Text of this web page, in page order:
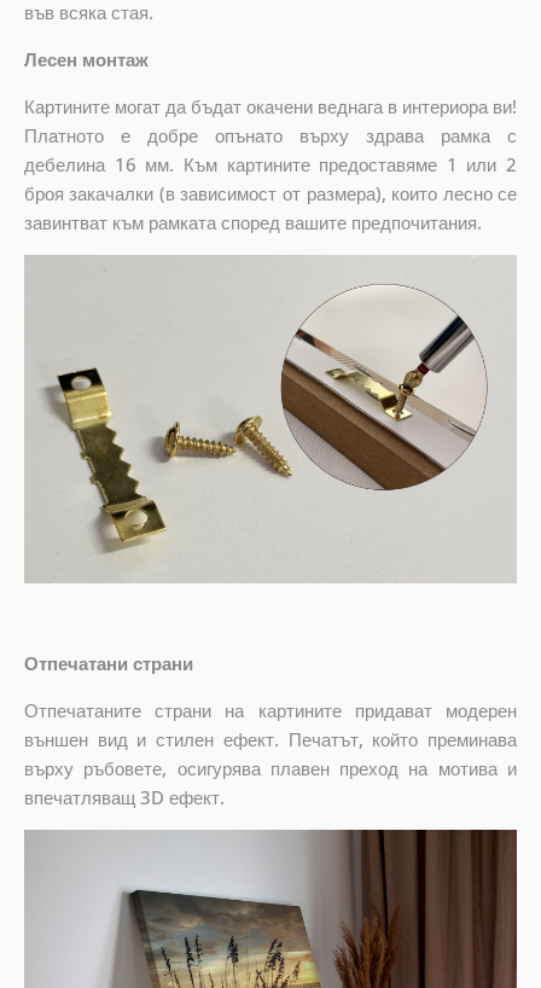
във всяка стая.
Лесен монтаж
Картините могат да бъдат окачени веднага в интериора ви!
Платното е добре опънато върху здрава рамка с
дебелина 16 мм. Към картините предоставяме 1 или 2
броя закачалки (в зависимост от размера), които лесно се
завинтват към рамката според вашите предпочитания.
Отпечатани страни
Отпечатаните страни на картините придават модерен
външен вид и стилен ефект. Печатът, който преминава
върху ръбовете, осигурява плавен преход на мотива и
впечатляващ 3D ефект.